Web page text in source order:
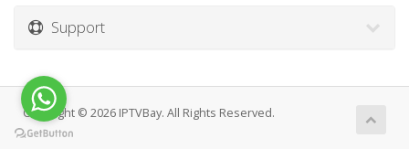
Support
Copyright © 2026 IPTVBay. All Rights Reserved.